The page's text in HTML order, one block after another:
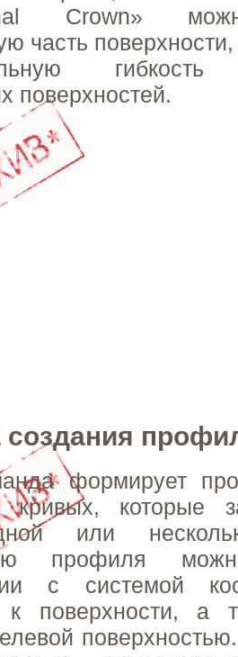
Crown»
часть
гибкость
поверхностей.
создания
формирует
кривых, которые
или
профиля
с системой
к поверхности, а